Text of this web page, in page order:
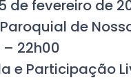
de fevereiro de
de
22h00
e Participação